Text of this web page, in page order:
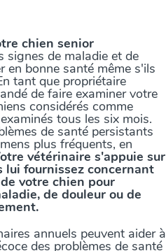
chien senior
signes de maladie et de
en bonne santé même s'ils
tant que propriétaire
de faire examiner votre
considérés comme
tous les six mois.
de santé persistants
plus fréquents, en
vétérinaire s'appuie sur
lui fournissez concernant
votre chien pour
de douleur ou de
annuels peuvent aider à
des problèmes de santé